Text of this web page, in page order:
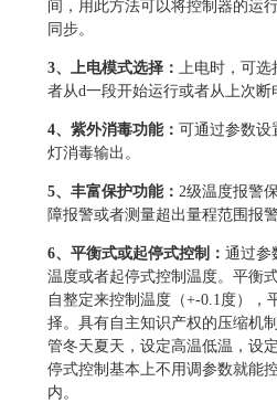
间，用此方法可以将控制器的运
同步。
3、上电模式选择： 上电时，可选
者从d一段开始运行或者从上次断
4、紫外消毒功能： 可通过参数设
灯消毒输出。
5、丰富保护功能： 2级温度报警
障报警或者测量超出量程范围报警
6、平衡式或起停式控制： 通过参
温度或者起停式控制温度。平衡
自整定来控制温度（+-0.1度），
择。具有自主知识产权的压缩机
管冬天夏天，设定高温低温，设
停式控制基本上不用调参数就能
内。